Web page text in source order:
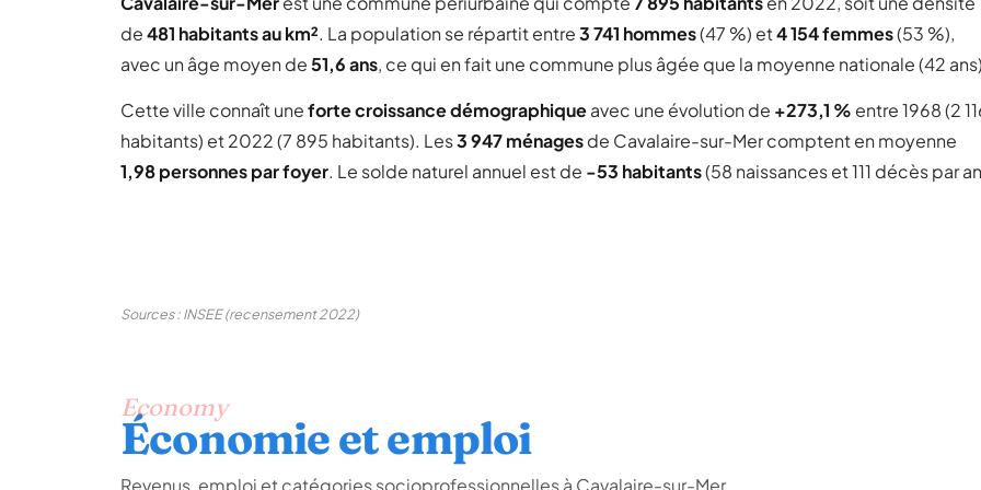
de481 habitants au km². La population se répartit entre3 741 hommes(47 %) et4 154 femmes(53 %),
avec un âge moyen de51,6 ans, ce qui en fait une commune plus âgée que la moyenne nationale (42
Cette ville connaît uneforte croissance démographiqueavec une évolution de +273,1 % entre 1968 (2
habitants) et 2022 (7 895 habitants). Les3 947 ménagesde Cavalaire-sur-Mer comptent en moyenne
1,98 personnes par foyer. Le solde naturel annuel est de -53 habitants(58 naissances et 111 décès par
Sources : INSEE (recensement 2022)
Economy
Économie et emploi
Revenus, emploi et catégories socioprofessionnelles à Cavalaire-sur-Mer.